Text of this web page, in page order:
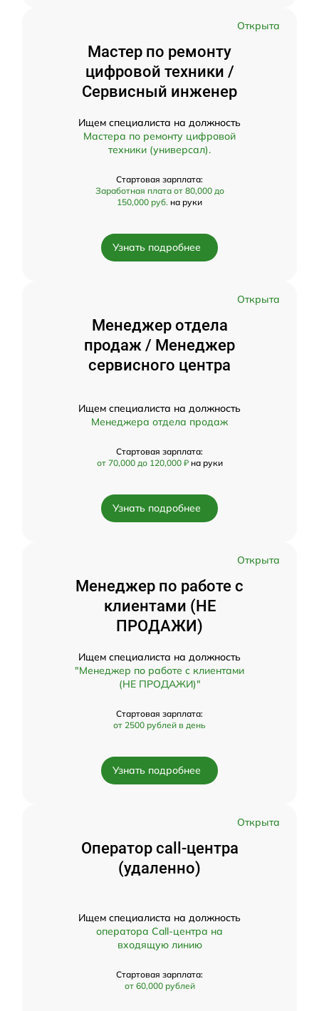
Открыта
Мастер по ремонту
цифровой техники /
Сервисный инженер
Ищем специалиста на должность
Мастера по ремонту цифровой
техники (универсал).
Стартовая зарплата:
Заработная плата от 80,000 до
150,000 руб. на руки
Узнать подробнее
Открыта
Менеджер отдела
продаж / Менеджер
сервисного центра
Ищем специалиста на должность
Менеджера отдела продаж
Стартовая зарплата:
от 70,000 до 120,000 ₽ на руки
Узнать подробнее
Открыта
Менеджер по работе с
клиентами (НЕ
ПРОДАЖИ)
Ищем специалиста на должность
"Менеджер по работе с клиентами
(НЕ ПРОДАЖИ)"
Стартовая зарплата:
от 2500 рублей в день
Узнать подробнее
Открыта
Оператор call-центра
(удаленно)
Ищем специалиста на должность
оператора Call-центра на
входящую линию
Стартовая зарплата:
от 60,000 рублей